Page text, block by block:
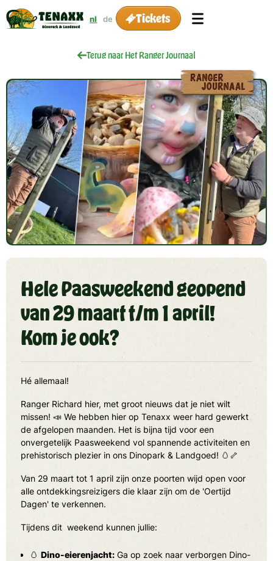
nl de Tickets
Terug naar Het Ranger Journaal
Hele Paasweekend geopend
van 29 maart t/m 1 april!
Kom je ook?
Hé allemaal!
Ranger Richard hier, met groot nieuws dat je niet wilt
missen! 📣 We hebben hier op Tenaxx weer hard gewerkt
de afgelopen maanden. Het is bijna tijd voor een
onvergetelijk Paasweekend vol spannende activiteiten en
prehistorisch plezier in ons Dinopark & Landgoed! 🥚🦴
Van 29 maart tot 1 april zijn onze poorten wijd open voor
alle ontdekkingsreizigers die klaar zijn om de 'Oertijd
Dagen' te verkennen.
Tijdens dit weekend kunnen jullie:
🥚 Dino-eierenjacht: Ga op zoek naar verborgen Dino-